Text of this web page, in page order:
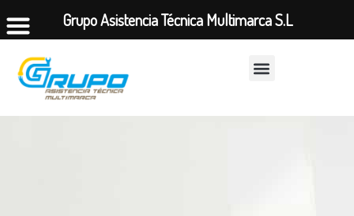
Grupo Asistencia Técnica Multimarca S.L